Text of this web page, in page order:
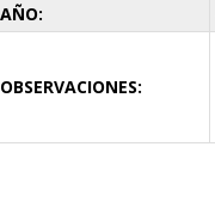
AÑO:
OBSERVACIONES: